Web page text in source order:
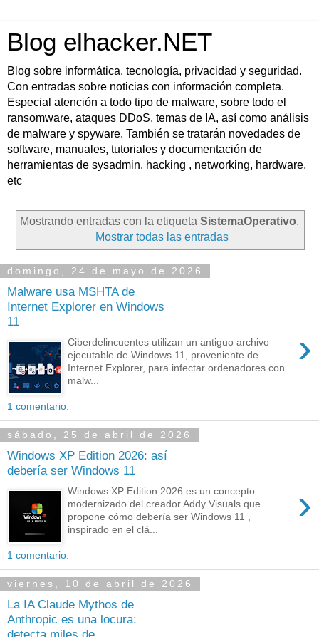
Blog elhacker.NET
Blog sobre informática, tecnología, privacidad y seguridad.
Con entradas sobre noticias con información completa.
Especial atención a todo tipo de malware, sobre todo el
ransomware, ataques DDoS, temas de IA, así como análisis
de malware y spyware. También se tratarán novedades de
software, manuales, tutoriales y documentación de
herramientas de sysadmin, hacking , networking, hardware,
etc
Mostrando entradas con la etiqueta SistemaOperativo.
Mostrar todas las entradas
domingo, 24 de mayo de 2026
Malware usa MSHTA de
Internet Explorer en Windows
11
›
Ciberdelincuentes utilizan un antiguo archivo
ejecutable de Windows 11, proveniente de
Internet Explorer, para infectar ordenadores con
malw...
1 comentario:
sábado, 25 de abril de 2026
Windows XP Edition 2026: así
debería ser Windows 11
›
Windows XP Edition 2026 es un concepto
modernizado del creador Addy Visuals que
propone cómo debería ser Windows 11 ,
inspirado en el clá...
1 comentario:
viernes, 10 de abril de 2026
La IA Claude Mythos de
Anthropic es una locura: